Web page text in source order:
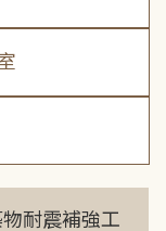
物耐震補強工